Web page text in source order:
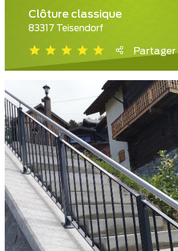
Clôture classique
83317 Teisendorf
Partager